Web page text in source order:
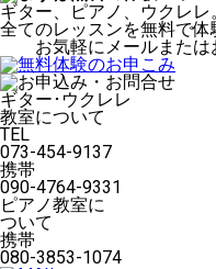
ギター、ピアノ、ウクレレ
全てのレッスンを無料で体
お気軽にメールまたは
ギター･ウクレレ
教室について
TEL
073-454-9137
携帯
090-4764-9331
ピアノ教室に
ついて
携帯
080-3853-1074